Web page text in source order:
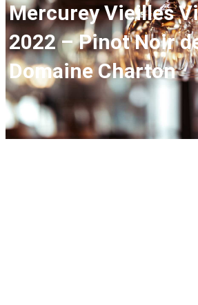
Mercurey Vieilles
2022 – Pinot Noir
Domaine Charton